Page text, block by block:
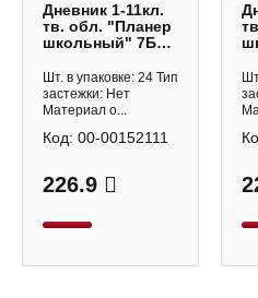
Дневник 1-11кл.
тв. обл. "Планер
школьный" 7БЦ,
Пш5т64_лм_тф
06323 BG
Шт. в упаковке: 24 Тип
застежки: Нет
Материал о...
226.9
Код: 00-00152111